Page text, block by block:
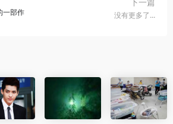
一部作
下一篇
没有更多了...